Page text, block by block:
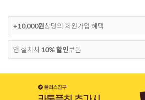
+10,000원상당의 회원가입 혜택
앱 설치시 10% 할인쿠폰